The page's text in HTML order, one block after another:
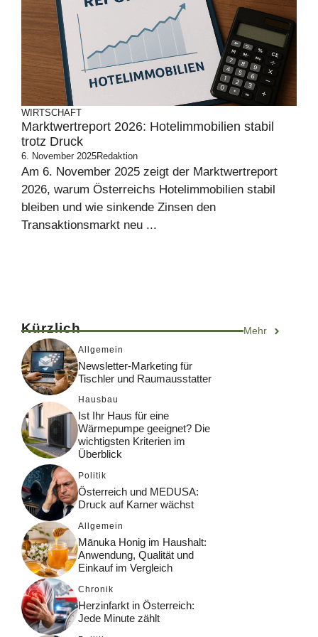
WIRTSCHAFT
Marktwertreport 2026: Hotelimmobilien stabil
trotz Druck
6. November 2025Redaktion
Am 6. November 2025 zeigt der Marktwertreport
2026, warum Österreichs Hotelimmobilien stabil
bleiben und wie sinkende Zinsen den
Transaktionsmarkt neu ...
Kürzlich Mehr
Allgemein
Newsletter-Marketing für
Tischler und Raumausstatter
Hausbau
Ist Ihr Haus für eine
Wärmepumpe geeignet? Die
wichtigsten Kriterien im
Überblick
Politik
Österreich und MEDUSA:
Druck auf Karner wächst
Allgemein
Mānuka Honig im Haushalt:
Anwendung, Qualität und
Einkauf im Vergleich
Chronik
Herzinfarkt in Österreich:
Jede Minute zählt